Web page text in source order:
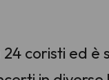
coristi ed è